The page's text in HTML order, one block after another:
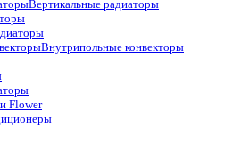
Вертикальные радиаторы
Внутрипольные конвекторы
Flower